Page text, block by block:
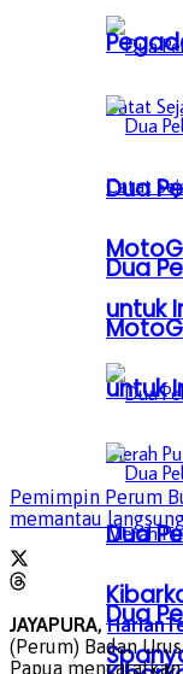
Dua
untuk
Dua
Dua
untuk
Dua
Pemimpin Perum
memantau
JAYAPURA,
(Perum) Badan
Papua